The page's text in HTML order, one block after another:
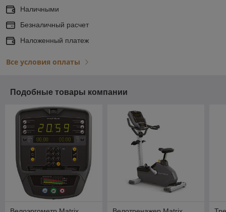
Наличными
Безналичный расчет
Наложенный платеж
Все условия оплаты
Подобные товары компании